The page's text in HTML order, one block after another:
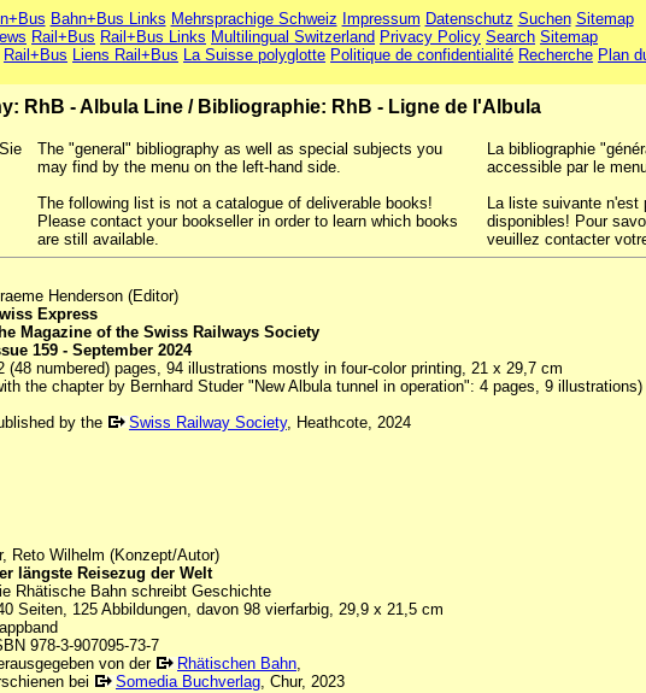
Bahn+Bus Links Mehrsprachige Schweiz Impressum Datenschutz Suchen Sitemap
Rail+Bus Rail+Bus Links Multilingual Switzerland Privacy Policy Search Sitemap
Rail+Bus Liens Rail+Bus La Suisse polyglotte Politique de confidentialité Recherche Plan
RhB - Albula Line / Bibliographie: RhB - Ligne de l'Albula
The "general" bibliography as well as special subjects you
may find by the menu on the left-hand side.
The following list is not a catalogue of deliverable books!
Please contact your bookseller in order to learn which books
are still available.
La bibliographie
accessible par le
La liste suivante n'est
disponibles! Pour
veuillez contacter
Henderson (Editor)
Express
Magazine of the Swiss Railways Society
159 - September 2024
(48 numbered) pages, 94 illustrations mostly in four-color printing, 21 x 29,7 cm
the chapter by Bernhard Studer "New Albula tunnel in operation": 4 pages, 9
by the
Swiss Railway Society, Heathcote, 2024
Reto Wilhelm (Konzept/Autor)
längste Reisezug der Welt
Rhätische Bahn schreibt Geschichte
Seiten, 125 Abbildungen, davon 98 vierfarbig, 29,9 x 21,5 cm
978-3-907095-73-7
von der
Rhätischen Bahn,
bei
Somedia Buchverlag, Chur, 2023